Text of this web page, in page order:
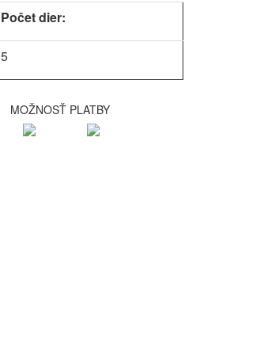
Počet dier:
5
MOŽNOSŤ PLATBY